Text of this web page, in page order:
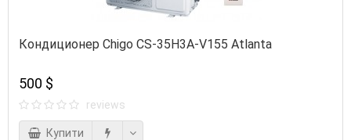
Кондиционер Chigo CS-35H3A-V155 Atlanta
500 $
reviews
Купити